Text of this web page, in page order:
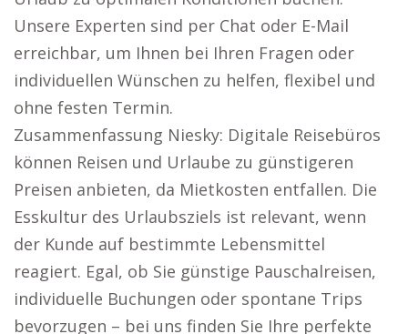
Unsere Experten sind per Chat oder E-Mail
erreichbar, um Ihnen bei Ihren Fragen oder
individuellen Wünschen zu helfen, flexibel und
ohne festen Termin.
Zusammenfassung Niesky: Digitale Reisebüros
können Reisen und Urlaube zu günstigeren
Preisen anbieten, da Mietkosten entfallen. Die
Esskultur des Urlaubsziels ist relevant, wenn
der Kunde auf bestimmte Lebensmittel
reagiert. Egal, ob Sie günstige Pauschalreisen,
individuelle Buchungen oder spontane Trips
bevorzugen – bei uns finden Sie Ihre perfekte